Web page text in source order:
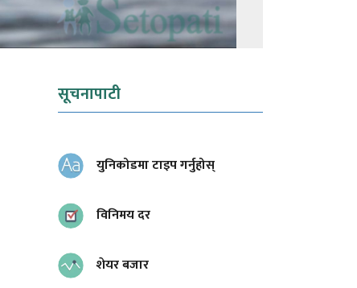
सूचनापाटी
युनिकोडमा टाइप गर्नुहोस्
विनिमय दर
शेयर बजार